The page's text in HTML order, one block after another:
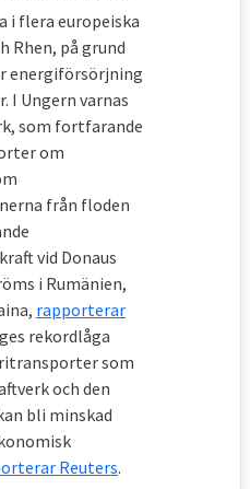
i flera europeiska
Rhen, på grund
energiförsörjning
I Ungern varnas
som fortfarande
om
från floden
vid Donaus
i Rumänien,
rapporterar
rekordlåga
som
och den
bli minskad
Reuters.